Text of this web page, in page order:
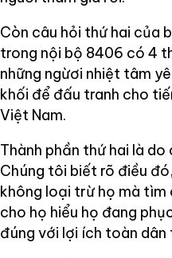
Còn câu hỏi thứ hai của
trong nội bộ 8406 có 4
những ngừơi nhiệt tâm
khối để đấu tranh cho
Việt Nam.
Thành phần thứ hai là
Chúng tôi biết rõ điều
không loại trừ họ mà tìm
cho họ hiểu họ đang
đúng với lợi ích toàn dân